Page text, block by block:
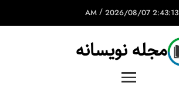
2:43:13 AM
/ 2026/08/07
مجله نویسانه